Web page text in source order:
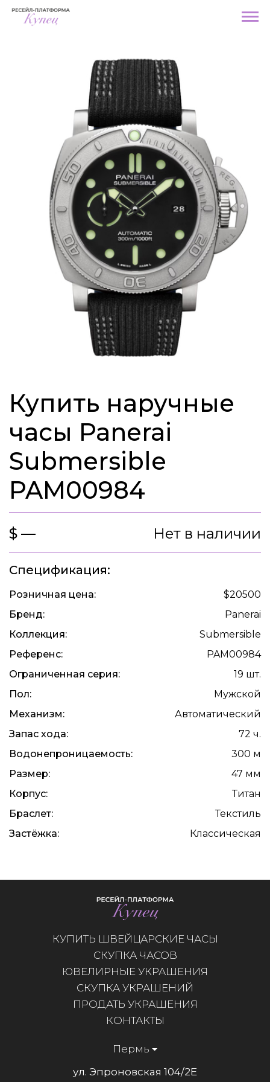
Купить наручные
часы Panerai
Submersible
PAM00984
$ — Нет в наличии
Спецификация:
Розничная цена:
$20500
Бренд:
Panerai
Коллекция:
Submersible
Референс:
PAM00984
Ограниченная серия:
19 шт.
Пол:
Мужской
Механизм:
Автоматический
Запас хода:
72 ч.
Водонепроницаемость:
300 м
Размер:
47 мм
Корпус:
Титан
Браслет:
Текстиль
Застёжка:
Классическая
КУПИТЬ ШВЕЙЦАРСКИЕ ЧАСЫ
СКУПКА ЧАСОВ
ЮВЕЛИРНЫЕ УКРАШЕНИЯ
СКУПКА УКРАШЕНИЙ
ПРОДАТЬ УКРАШЕНИЯ
КОНТАКТЫ
Пермь
ул. Эпроновская 104/2Е